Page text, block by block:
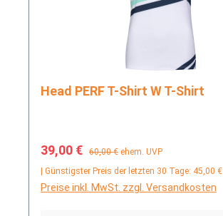
Head PERF T-Shirt W T-Shirt
Verkaufspreis:
39,00 € Regulärer Preis:
60,00 € ehem. UVP
| Günstigster Preis der letzten 30 Tage: 45,00 €
Preise inkl. MwSt. zzgl. Versandkosten